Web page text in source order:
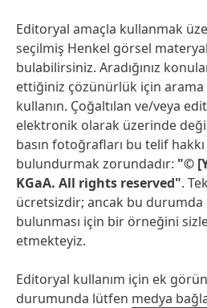
Editoryal amaçla kullanmak
seçilmiş Henkel görsel
bulabilirsiniz. Aradığınız
ettiğiniz çözünürlük için
kullanın. Çoğaltılan ve/veya
elektronik olarak üzerinde
basın fotoğrafları bu telif
bulundurmak zorundadır: "©
KGaA. All rights reserved".
ücretsizdir; ancak bu durumda
bulunması için bir örneğini
etmekteyiz.
Editoryal kullanım için ek
durumunda lütfen medya